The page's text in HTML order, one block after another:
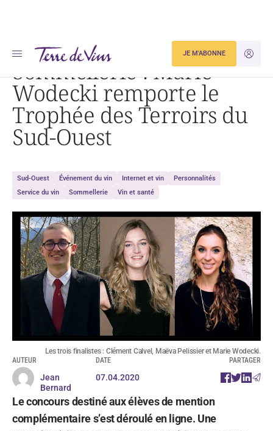
JE
JE M'ABONNE
Accueil Sommellerie : Marie Wodecki remporte le Trophée des Terroirs du Sud-Ouest
Sommellerie : Marie
Wodecki remporte le
Trophée des Terroirs du
Sud-Ouest
Sud-Ouest Événement du vin Internet et vin
Personnalités
Service du vin
Sommellerie Vin et santé
Les trois finalistes : Clément Calvel, Maëva Pelissier et Marie Wodecki.
AUTEUR
Jean
Bernard
DATE
07.04.2020
PARTAGER
Le concours destiné aux élèves de mention
complémentaire s’est déroulé en ligne. Une